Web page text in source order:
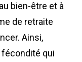
bien-être et à
de retraite
Ainsi,
fécondité qui